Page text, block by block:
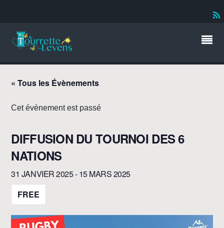
« Tous les Évènements
Cet évènement est passé
DIFFUSION DU TOURNOI DES 6
NATIONS
31 JANVIER 2025-15 MARS 2025
FREE